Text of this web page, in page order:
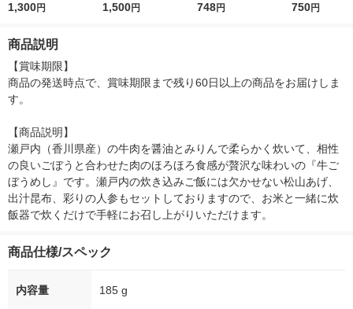
YO/アコメヤ
1,300円
YO/アコメヤ
1,500円
ジ 午後の紅茶 無糖
748円
OKYO/アコメ
750円
商品説明
【賞味期限】
商品の発送時点で、賞味期限まで残り60日以上の商品をお届けしま
す。
【商品説明】
瀬戸内（香川県産）の牛肉を醤油とみりんで柔らかく炊いて、相性
の良いごぼうと合わせた肉のほろほろ食感が贅沢な味わいの『牛ご
ぼうめし』です。瀬戸内の炊き込みご飯には欠かせない松山あげ、
出汁昆布、彩りの人参もセットしておりますので、お米と一緒に炊
飯器で炊くだけで手軽にお召し上がりいただけます。
商品仕様/スペック
内容量 185 g